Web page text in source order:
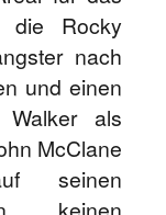
die Rocky
nach
und einen
als
McClane
seinen